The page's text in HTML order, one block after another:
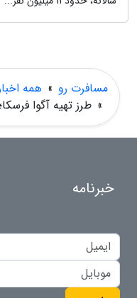
مسافرت رو » همه
» طرز تهیه آگوا
خبرنامه